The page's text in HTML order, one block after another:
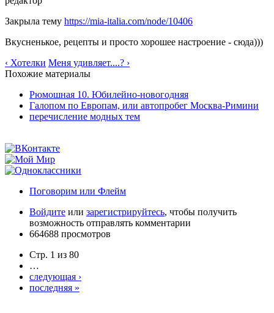
Закрыла тему https://mia-italia.com/node/10406
Вкусненькое, рецепты и просто хорошее настроение - сюда)))
‹ Хотелки Меня удивляет....? ›
Похожие материалы
Рюмошная 10. Юбилейно-новогодняя
Галопом по Европам, или автопробег Москва-Римини
перечисление модных тем
Поговорим или Флейм
Войдите или зарегистрируйтесь, чтобы получить
возможность отправлять комментарии
664688 просмотров
Стр. 1 из 80
…
следующая ›
последняя »